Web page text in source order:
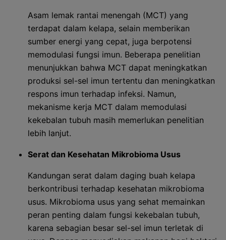
Asam lemak rantai menengah (MCT) yang
terdapat dalam kelapa, selain memberikan
sumber energi yang cepat, juga berpotensi
memodulasi fungsi imun. Beberapa penelitian
menunjukkan bahwa MCT dapat meningkatkan
produksi sel-sel imun tertentu dan meningkatkan
respons imun terhadap infeksi. Namun,
mekanisme kerja MCT dalam memodulasi
kekebalan tubuh masih memerlukan penelitian
lebih lanjut.
Serat dan Kesehatan Mikrobioma Usus
Kandungan serat dalam daging buah kelapa
berkontribusi terhadap kesehatan mikrobioma
usus. Mikrobioma usus yang sehat memainkan
peran penting dalam fungsi kekebalan tubuh,
karena sebagian besar sel-sel imun terletak di